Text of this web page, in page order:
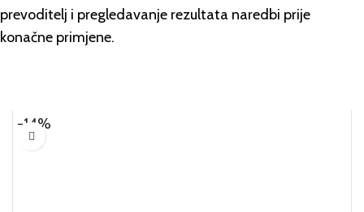
prevoditelj i pregledavanje rezultata naredbi prije
konačne primjene.
-14%